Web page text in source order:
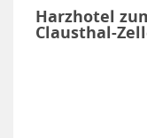
Harzhotel
Clausthal-